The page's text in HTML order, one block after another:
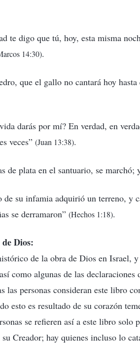
te digo que tú, hoy, esta misma
14:30).
que el gallo no cantará hoy
darás por mí? En verdad, en
veces” (Juan 13:38).
de plata en el santuario, se marchó;
de su infamia adquirió un terreno, y
se derramaron” (Hechos 1:18).
Dios:
de la obra de Dios en Israel,
como algunas de las declaraciones
las personas consideran este libro
esto es resultado de su corazón
se refieren así a este libro solo
Creador; hay quienes incluso lo